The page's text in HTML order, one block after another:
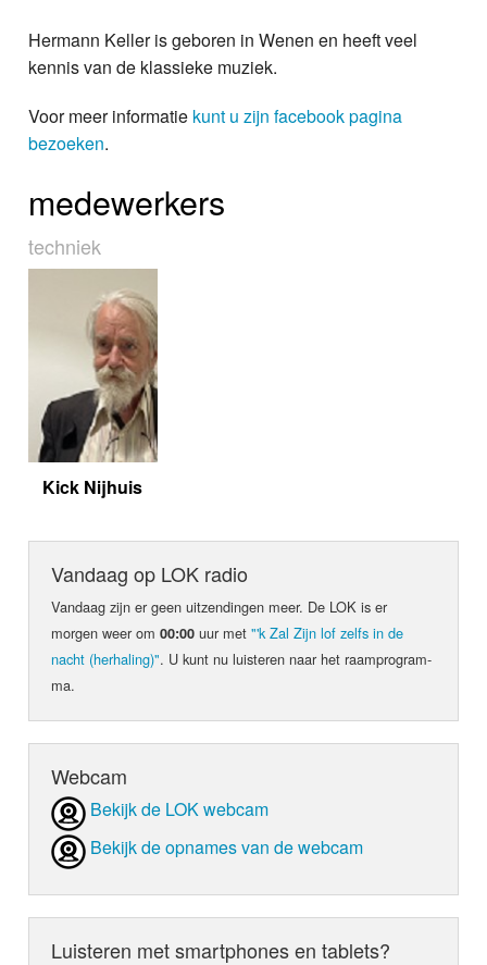
Hermann Keller is geboren in Wenen en heeft veel
kennis van de klassieke muziek.
Voor meer informatie kunt u zijn facebook pagina
bezoeken.
medewerkers
techniek
Kick Nijhuis
Vandaag op LOK radio
Vandaag zijn er geen uit­zen­din­gen meer. De LOK is er
morgen weer om00:00 uur met"'k Zal Zijn lof zelfs in de
nacht (herhaling)". U kunt nu luis­teren naar het raam­pro­gram­
ma.
Webcam
Bekijk de LOK webcam
Bekijk de opnames van de webcam
Luisteren met smartphones en tablets?